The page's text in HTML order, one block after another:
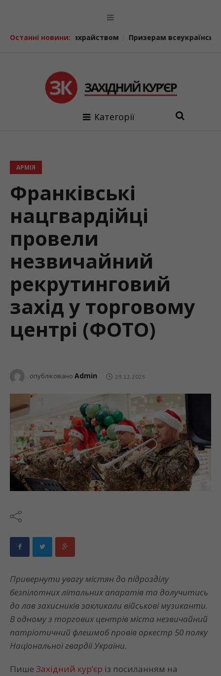
Останні новини:
Призерам всеукраїнських олімпіад і конкурсів
Категорії
АРМІЯ
Франківські
нацгвардійці
провели
незвичайний
рекрутинговий
захід у торговому
центрі (ФОТО)
опубліковано Admin 29.12.2025
Привернути увагу містян до підрозділу
безпілотних літальних апаратів та долучитись
до лав захисників закликали військові музиканти.
В одному з торгових центрів міста незвичайний
патріотичний флешмоб провів оркестр 50 полку
Національної гвардії України.
Пише Західний кур’єр із посиланням на